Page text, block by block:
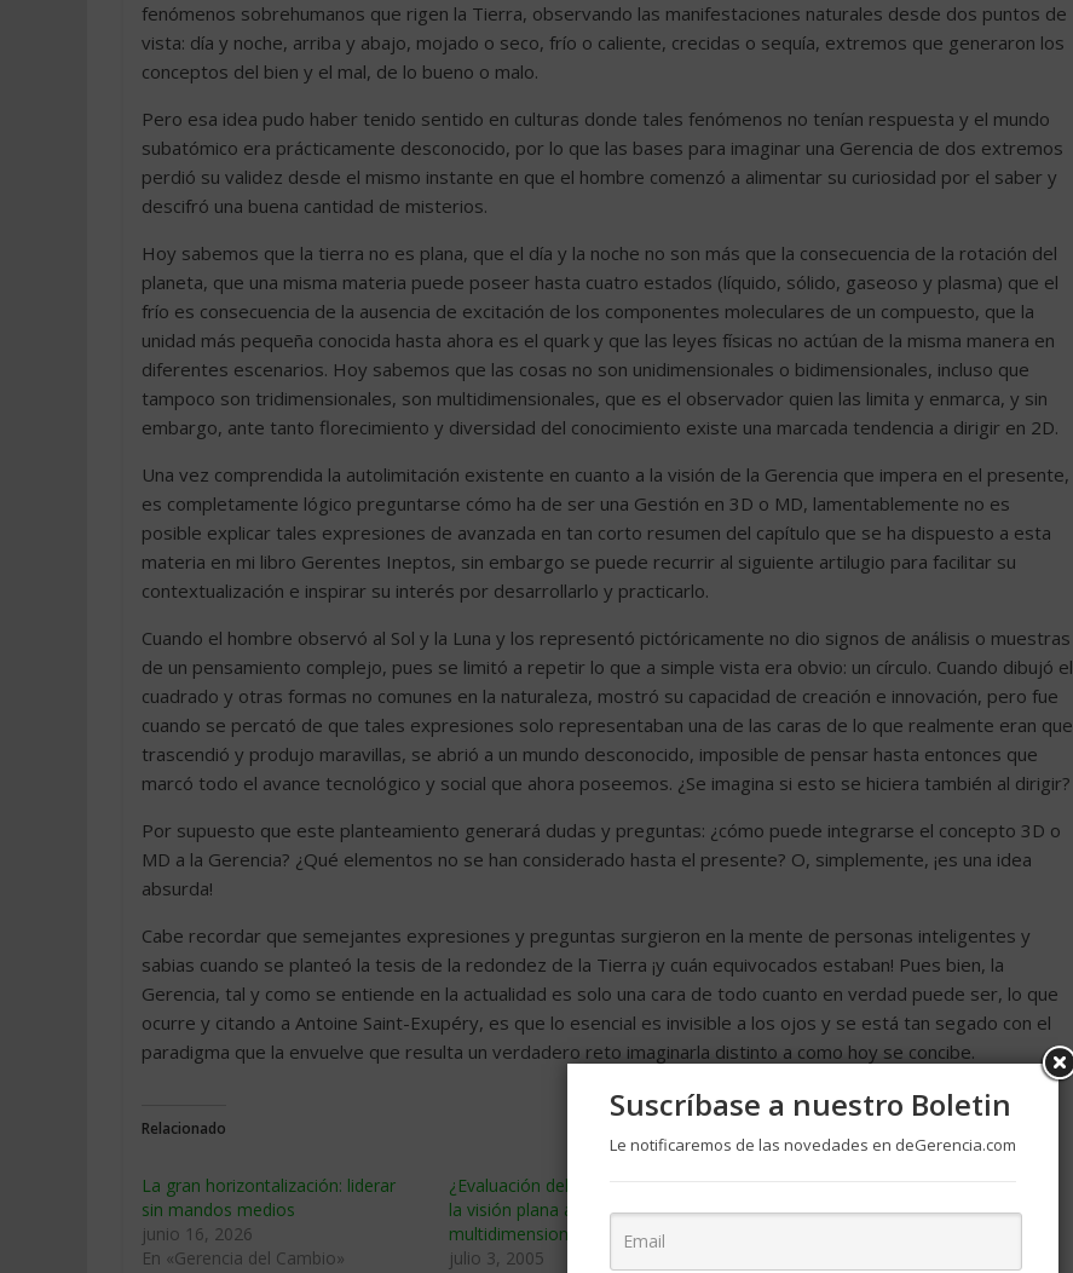
fenómenos sobrehumanos que rigen la Tierra, observando las manifestaciones naturales desde dos puntos de
vista: día y noche, arriba y abajo, mojado o seco, frío o caliente, crecidas o sequía, extremos que generaron los
conceptos del bien y el mal, de lo bueno o malo.
Pero esa idea pudo haber tenido sentido en culturas donde tales fenómenos no tenían respuesta y el mundo
subatómico era prácticamente desconocido, por lo que las bases para imaginar una Gerencia de dos extremos
perdió su validez desde el mismo instante en que el hombre comenzó a alimentar su curiosidad por el saber y
descifró una buena cantidad de misterios.
Hoy sabemos que la tierra no es plana, que el día y la noche no son más que la consecuencia de la rotación del
planeta, que una misma materia puede poseer hasta cuatro estados (líquido, sólido, gaseoso y plasma) que el
frío es consecuencia de la ausencia de excitación de los componentes moleculares de un compuesto, que la
unidad más pequeña conocida hasta ahora es el quark y que las leyes físicas no actúan de la misma manera en
diferentes escenarios. Hoy sabemos que las cosas no son unidimensionales o bidimensionales, incluso que
tampoco son tridimensionales, son multidimensionales, que es el observador quien las limita y enmarca, y sin
embargo, ante tanto florecimiento y diversidad del conocimiento existe una marcada tendencia a dirigir en 2D.
Una vez comprendida la autolimitación existente en cuanto a la visión de la Gerencia que impera en el presente,
es completamente lógico preguntarse cómo ha de ser una Gestión en 3D o MD, lamentablemente no es
posible explicar tales expresiones de avanzada en tan corto resumen del capítulo que se ha dispuesto a esta
materia en mi libro Gerentes Ineptos, sin embargo se puede recurrir al siguiente artilugio para facilitar su
contextualización e inspirar su interés por desarrollarlo y practicarlo.
Cuando el hombre observó al Sol y la Luna y los representó pictóricamente no dio signos de análisis o muestras
de un pensamiento complejo, pues se limitó a repetir lo que a simple vista era obvio: un círculo. Cuando dibujó el
cuadrado y otras formas no comunes en la naturaleza, mostró su capacidad de creación e innovación, pero fue
cuando se percató de que tales expresiones solo representaban una de las caras de lo que realmente eran que
trascendió y produjo maravillas, se abrió a un mundo desconocido, imposible de pensar hasta entonces que
marcó todo el avance tecnológico y social que ahora poseemos. ¿Se imagina si esto se hiciera también al dirigir?
Por supuesto que este planteamiento generará dudas y preguntas: ¿cómo puede integrarse el concepto 3D o
MD a la Gerencia? ¿Qué elementos no se han considerado hasta el presente? O, simplemente, ¡es una idea
absurda!
Cabe recordar que semejantes expresiones y preguntas surgieron en la mente de personas inteligentes y
sabias cuando se planteó la tesis de la redondez de la Tierra ¡y cuán equivocados estaban! Pues bien, la
Gerencia, tal y como se entiende en la actualidad es solo una cara de todo cuanto en verdad puede ser, lo que
ocurre y citando a Antoine Saint-Exupéry, es que lo esencial es invisible a los ojos y se está tan segado con el
paradigma que la envuelve que resulta un verdadero reto imaginarla distinto a como hoy se concibe.
Relacionado
La gran horizontalización: liderar
sin mandos medios
junio 16, 2026
En «Gerencia del Cambio»
¿Evaluación del Desempeño?: De
la visión plana a la
multidimensional
julio 3, 2005
factor importante para mantener
Suscríbase a nuestro Boletin
Le notificaremos de las novedades en deGerencia.com